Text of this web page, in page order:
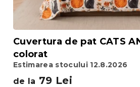
Cuvertura de pat CATS
colorat
Estimarea stocului 12.8.2026
de la 79 Lei